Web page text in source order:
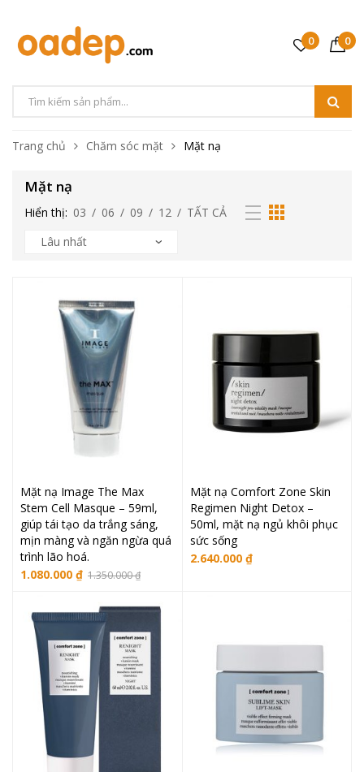
0 0
Trang chủ Chăm sóc mặt Mặt nạ
Mặt nạ
Hiển thị: 03 / 06 / 09 / 12 / TẤT CẢ
Mặt nạ Image The Max
Stem Cell Masque – 59ml,
giúp tái tạo da trắng sáng,
mịn màng và ngăn ngừa quá
trình lão hoá.
1.350.000₫
1.080.000 ₫
Mặt nạ Comfort Zone Skin
Regimen Night Detox –
50ml, mặt nạ ngủ khôi phục
sức sống
2.640.000 ₫